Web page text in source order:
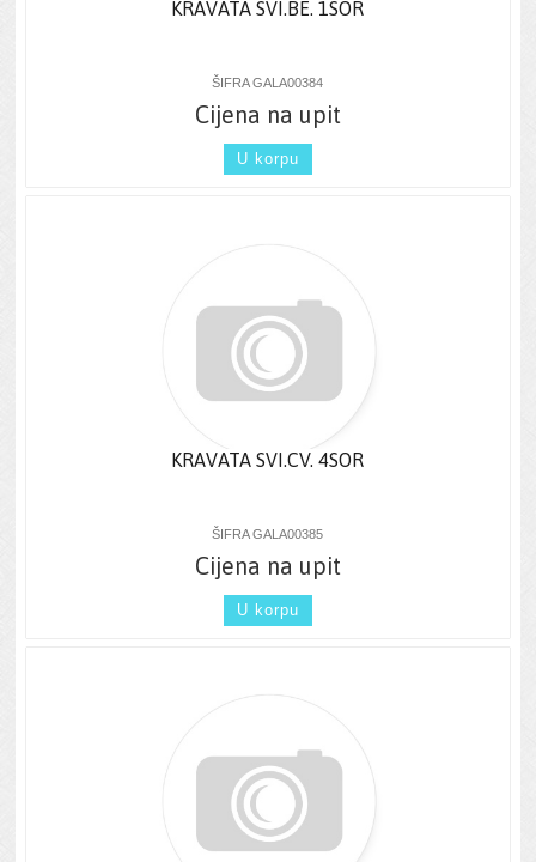
KRAVATA SVI.BE. 1SOR
ŠIFRA GALA00384
Cijena na upit
U korpu
KRAVATA SVI.CV. 4SOR
ŠIFRA GALA00385
Cijena na upit
U korpu